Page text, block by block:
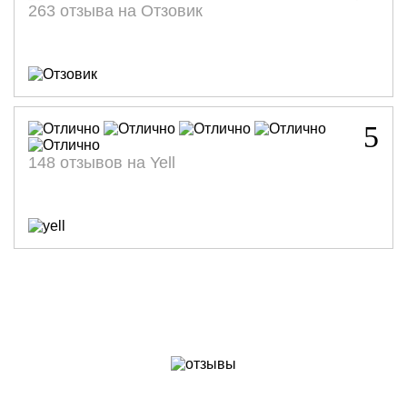
263 отзыва на Отзовик
5
148 отзывов на Yell